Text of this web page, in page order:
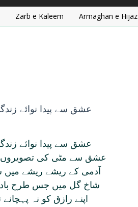
Zarb e Kaleem Armaghan e Hijaz
عشق سے پيدا نوائے
عشق سے پيدا نوائے
عشق سے مٹی کی تصويروں
آدمی کے ريشے ريشے ميں
شاخ گل ميں جس طرح
اپنے رازق کو نہ